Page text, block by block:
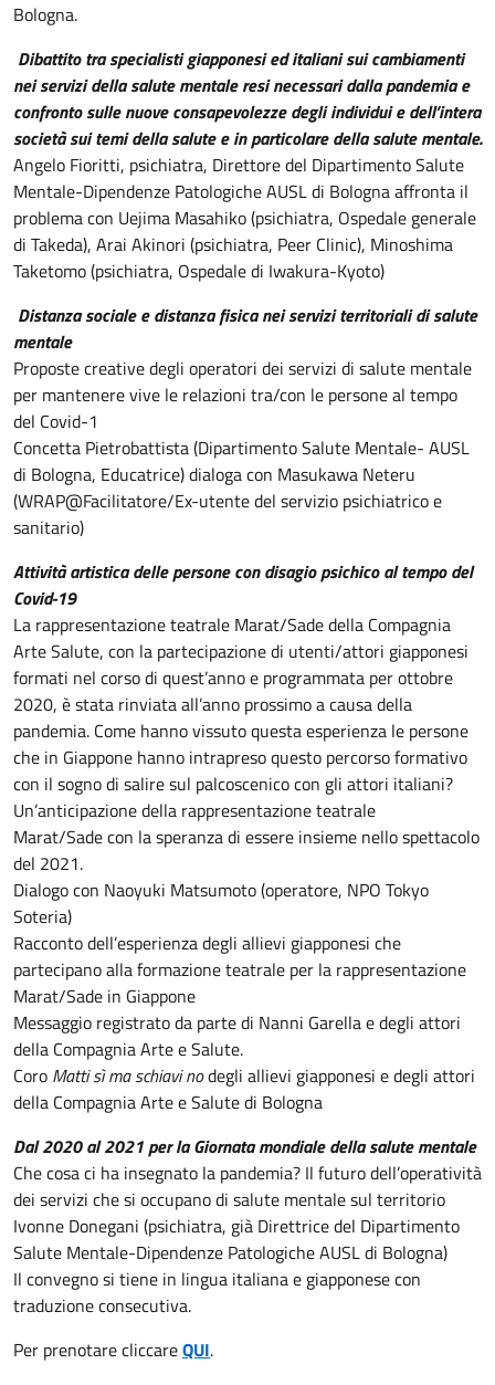
Bologna.
Dibattito tra specialisti giapponesi ed italiani sui cambiamenti
nei servizi della salute mentale resi necessari dalla pandemia e
confronto sulle nuove consapevolezze degli individui e dell’intera
società sui temi della salute e in particolare della salute mentale.
Angelo Fioritti, psichiatra, Direttore del Dipartimento Salute
Mentale-Dipendenze Patologiche AUSL di Bologna affronta il
problema con Uejima Masahiko (psichiatra, Ospedale generale
di Takeda), Arai Akinori (psichiatra, Peer Clinic), Minoshima
Taketomo (psichiatra, Ospedale di Iwakura-Kyoto)
Distanza sociale e distanza fisica nei servizi territoriali di salute
mentale
Proposte creative degli operatori dei servizi di salute mentale
per mantenere vive le relazioni tra/con le persone al tempo
del Covid-1
Concetta Pietrobattista (Dipartimento Salute Mentale- AUSL
di Bologna, Educatrice) dialoga con Masukawa Neteru
(WRAP@Facilitatore/Ex-utente del servizio psichiatrico e
sanitario)
Attività artistica delle persone con disagio psichico al tempo del
Covid-19
La rappresentazione teatrale Marat/Sade della Compagnia
Arte Salute, con la partecipazione di utenti/attori giapponesi
formati nel corso di quest’anno e programmata per ottobre
2020, è stata rinviata all’anno prossimo a causa della
pandemia. Come hanno vissuto questa esperienza le persone
che in Giappone hanno intrapreso questo percorso formativo
con il sogno di salire sul palcoscenico con gli attori italiani?
Un’anticipazione della rappresentazione teatrale
Marat/Sade con la speranza di essere insieme nello spettacolo
del 2021.
Dialogo con Naoyuki Matsumoto (operatore, NPO Tokyo
Soteria)
Racconto dell’esperienza degli allievi giapponesi che
partecipano alla formazione teatrale per la rappresentazione
Marat/Sade in Giappone
Messaggio registrato da parte di Nanni Garella e degli attori
della Compagnia Arte e Salute.
Coro Matti sì ma schiavi nodegli allievi giapponesi e degli attori
della Compagnia Arte e Salute di Bologna
Dal 2020 al 2021 per la Giornata mondiale della salute mentale
Che cosa ci ha insegnato la pandemia? Il futuro dell’operatività
dei servizi che si occupano di salute mentale sul territorio
Ivonne Donegani (psichiatra, già Direttrice del Dipartimento
Salute Mentale-Dipendenze Patologiche AUSL di Bologna)
Il convegno si tiene in lingua italiana e giapponese con
traduzione consecutiva.
Per prenotare cliccareQUI.